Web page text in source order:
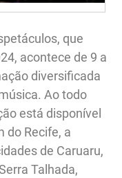
que
acontece de 9 a
diversificada
Ao todo
está disponível
do Recife, a
de Caruaru,
Talhada,